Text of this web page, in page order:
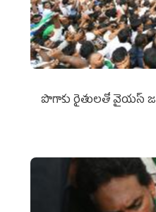
పొగాకు రైతుల‌తో వైయ‌స్